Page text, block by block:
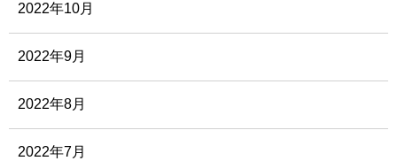
2022年10月
2022年9月
2022年8月
2022年7月